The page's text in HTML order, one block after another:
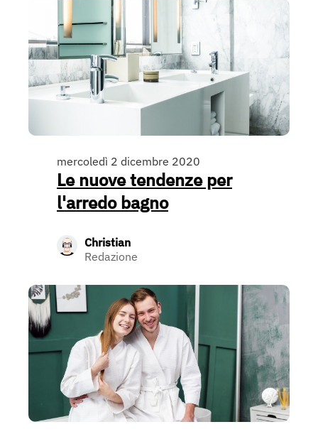
mercoledì 2 dicembre 2020
Le nuove tendenze per
l'arredo bagno
Christian
Redazione